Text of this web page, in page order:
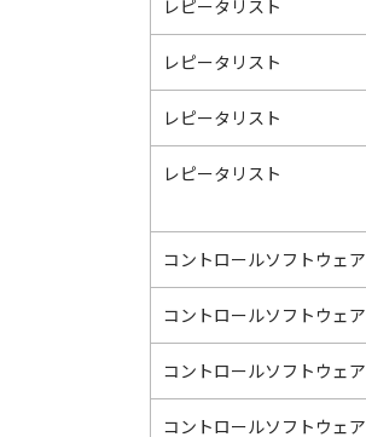
レピータリスト
レピータリスト
レピータリスト
レピータリスト
コントロールソフトウェア
コントロールソフトウェア
コントロールソフトウェア
コントロールソフトウェア